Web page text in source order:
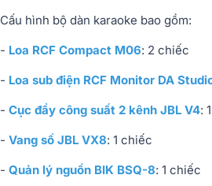
Cấu hình bộ dàn karaoke bao gồm:
- Loa RCF Compact M06: 2 chiếc
- Loa sub điện RCF Monitor DA
- Cục đẩy công suất 2 kênh JBL V4:
- Vang số JBL VX8: 1 chiếc
- Quản lý nguồn BIK BSQ-8: 1 chiếc